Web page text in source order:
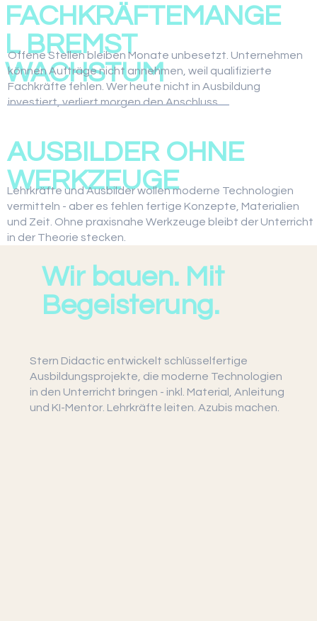
FACHKRÄFTEMANGE
L BREMST
WACHSTUM
Offene Stellen bleiben Monate unbesetzt. Unternehmen
können Aufträge nicht annehmen, weil qualifizierte
Fachkräfte fehlen. Wer heute nicht in Ausbildung
investiert, verliert morgen den Anschluss.
AUSBILDER OHNE
WERKZEUGE
Lehrkräfte und Ausbilder wollen moderne Technologien
vermitteln - aber es fehlen fertige Konzepte, Materialien
und Zeit. Ohne praxisnahe Werkzeuge bleibt der Unterricht
in der Theorie stecken.
Wir bauen. Mit
Begeisterung.
Stern Didactic entwickelt schlüsselfertige
Ausbildungsprojekte, die moderne Technologien
in den Unterricht bringen - inkl. Material, Anleitung
und KI-Mentor. Lehrkräfte leiten. Azubis machen.